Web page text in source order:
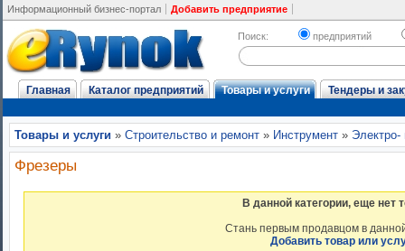
Информационный бизнес-портал Добавить предприятие
Поиск: предприятий
Главная Каталог предприятий Товары и услуги Тендеры и
Товары и услуги » Строительство и ремонт » Инструмент » Электро-
Фрезеры
В данной категории, еще нет
Стань первым продавцом в
Добавить товар или